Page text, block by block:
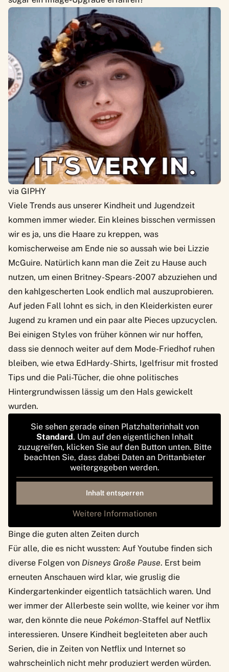
via GIPHY
Viele Trends aus unserer Kindheit und Jugendzeit
kommen immer wieder. Ein kleines bisschen vermissen
wir es ja, uns die Haare zu kreppen, was
komischerweise am Ende nie so aussah wie bei Lizzie
McGuire. Natürlich kann man die Zeit zu Hause auch
nutzen, um einen Britney-Spears-2007 abzuziehen und
den kahlgescherten Look endlich mal auszuprobieren.
Auf jeden Fall lohnt es sich, in den Kleiderkisten eurer
Jugend zu kramen und ein paar alte Pieces upzucyclen.
Bei einigen Styles von früher können wir nur hoffen,
dass sie dennoch weiter auf dem Mode-Friedhof ruhen
bleiben, wie etwa EdHardy-Shirts, Igelfrisur mit frosted
Tips und die Pali-Tücher, die ohne politisches
Hintergrundwissen lässig um den Hals gewickelt
wurden.
Sie sehen gerade einen Platzhalterinhalt von
Standard. Um auf den eigentlichen Inhalt
zuzugreifen, klicken Sie auf den Button unten. Bitte
beachten Sie, dass dabei Daten an Drittanbieter
weitergegeben werden.
Inhalt entsperren
Weitere Informationen
Binge die guten alten Zeiten durch
Für alle, die es nicht wussten: Auf Youtube finden sich
diverse Folgen von Disneys Große Pause. Erst beim
erneuten Anschauen wird klar, wie gruslig die
Kindergartenkinder eigentlich tatsächlich waren. Und
wer immer der Allerbeste sein wollte, wie keiner vor ihm
war, den könnte die neue Pokémon-Staffel auf Netflix
interessieren. Unsere Kindheit begleiteten aber auch
Serien, die in Zeiten von Netflix und Internet so
wahrscheinlich nicht mehr produziert werden würden.